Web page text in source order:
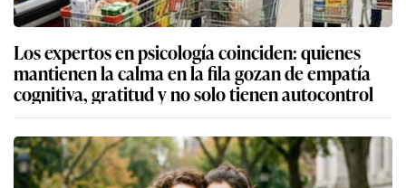
Los expertos en psicología coinciden: quienes
mantienen la calma en la fila gozan de empatía
cognitiva, gratitud y no solo tienen autocontrol